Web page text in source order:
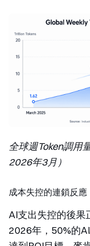
全球週Token調
2026年3月）
成本失控的連鎖反應
AI支出失控的後果
2026年，50%的